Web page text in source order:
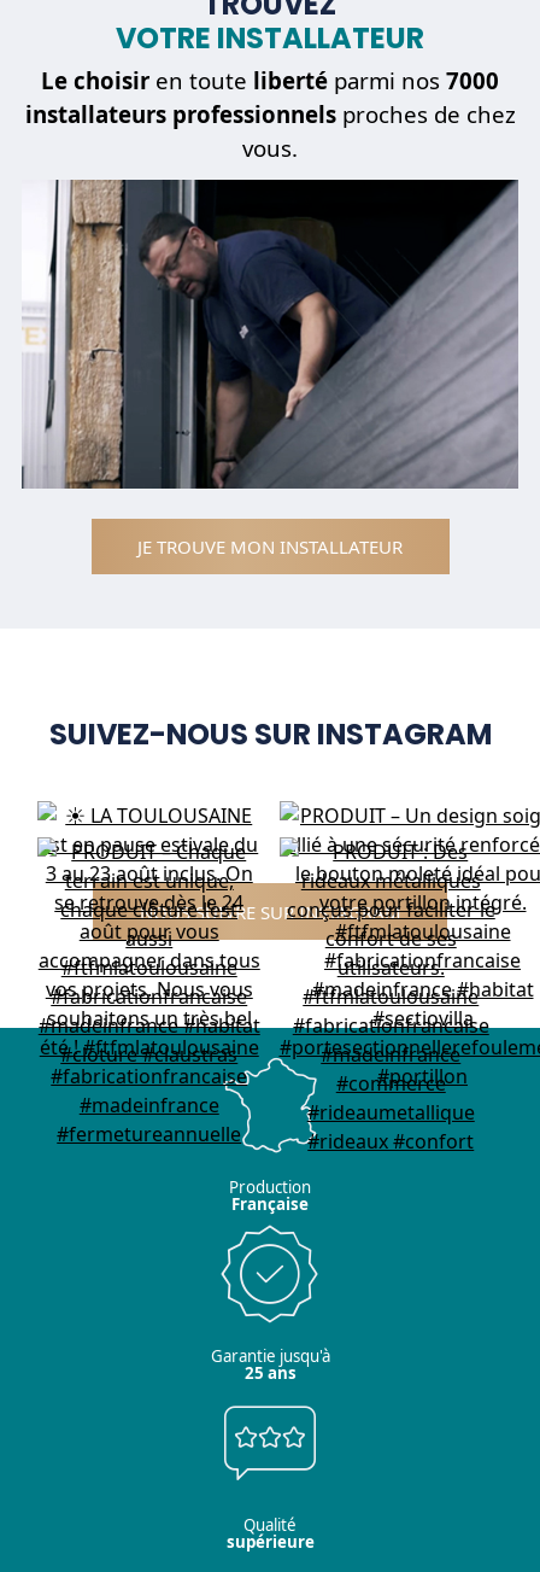
VOTRE INSTALLATEUR
Le choisir en toute liberté parmi nos 7000
installateurs professionnelsproches de chez
vous.
JE TROUVE MON INSTALLATEUR
SUIVEZ-NOUS SUR INSTAGRAM
NOUS SUIVRE SUR INSTAGRAM
Production
Française
Garantie jusqu'à
25 ans
Qualité
supérieure